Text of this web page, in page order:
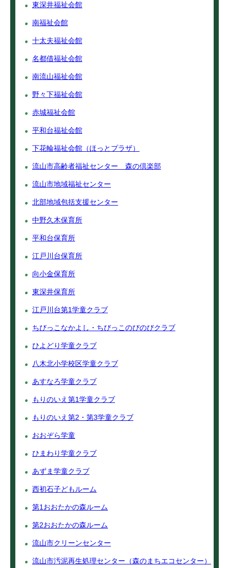
東深井福祉会館
南福祉会館
十太夫福祉会館
名都借福祉会館
南流山福祉会館
野々下福祉会館
赤城福祉会館
平和台福祉会館
下花輪福祉会館（ほっとプラザ）
流山市高齢者福祉センター 森の倶楽部
流山市地域福祉センター
北部地域包括支援センター
中野久木保育所
平和台保育所
江戸川台保育所
向小金保育所
東深井保育所
江戸川台第1学童クラブ
ちびっこなかよし・ちびっこのびのびクラブ
ひよどり学童クラブ
八木北小学校区学童クラブ
あすなろ学童クラブ
もりのいえ第1学童クラブ
もりのいえ第2・第3学童クラブ
おおぞら学童
ひまわり学童クラブ
あずま学童クラブ
西初石子どもルーム
第1おおたかの森ルーム
第2おおたかの森ルーム
流山市クリーンセンター
流山市汚泥再生処理センター（森のまちエコセンター）